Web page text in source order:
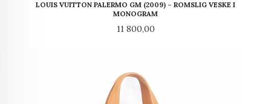
LOUIS VUITTON PALERMO GM (2009) – ROMSLIG VESKE I
MONOGRAM
Pris
11 800,00